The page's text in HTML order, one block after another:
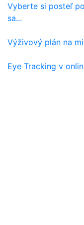
Vyberte si posteľ
sa...
Výživový plán na
Eye Tracking v